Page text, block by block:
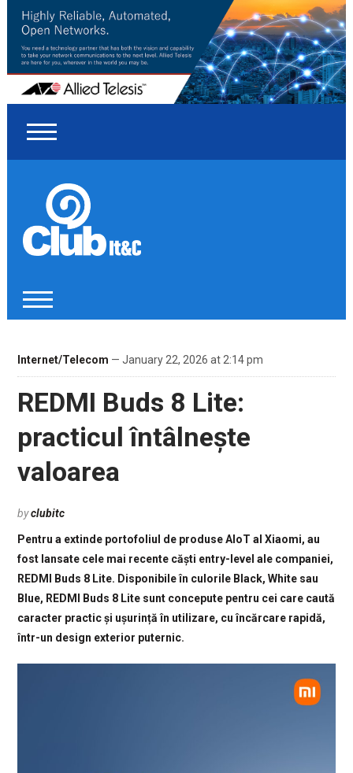
Internet/Telecom — January 22, 2026 at 2:14 pm
REDMI Buds 8 Lite:
practicul întâlnește
valoarea
byclubitc
Pentru a extinde portofoliul de produse AIoT al Xiaomi, au
fost lansate cele mai recente căști entry-level ale companiei,
REDMI Buds 8 Lite. Disponibile în culorile Black, White sau
Blue, REDMI Buds 8 Lite sunt concepute pentru cei care caută
caracter practic și ușurință în utilizare, cu încărcare rapidă,
într-un design exterior puternic.